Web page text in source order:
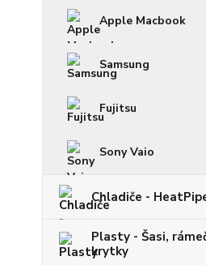
Apple Macbook
Samsung
Fujitsu
Sony Vaio
Chladiče -
Plasty - Šasi,
krytky